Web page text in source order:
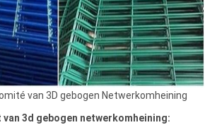
van 3D gebogen Netwerkomheining
3d gebogen netwerkomheining: